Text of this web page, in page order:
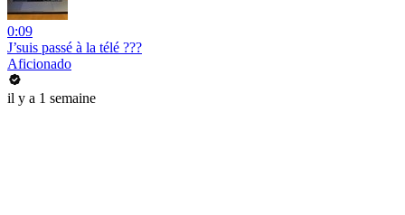
0:09
J’suis passé à la télé ???
Aficionado
il y a 1 semaine